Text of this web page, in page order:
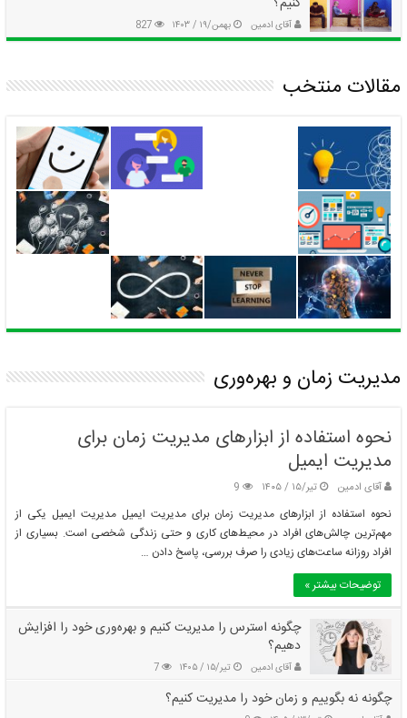
آقای ادمین بهمن/۱۹ / ۱۴۰۳ 827
مقالات منتخب
مدیریت زمان و بهره‌وری
نحوه استفاده از ابزارهای مدیریت زمان برای
مدیریت ایمیل
آقای ادمین تیر/۱۵ / ۱۴۰۵ 9
نحوه استفاده از ابزارهای مدیریت زمان برای مدیریت ایمیل مدیریت ایمیل یکی از
مهم‌ترین چالش‌های افراد در محیط‌های کاری و حتی زندگی شخصی است. بسیاری از
افراد روزانه ساعت‌های زیادی را صرف بررسی، پاسخ دادن …
توضیحات بیشتر »
چگونه استرس را مدیریت کنیم و بهره‌وری خود را افزایش
دهیم؟
آقای ادمین تیر/۱۵ / ۱۴۰۵ 7
چگونه نه بگوییم و زمان خود را مدیریت کنیم؟